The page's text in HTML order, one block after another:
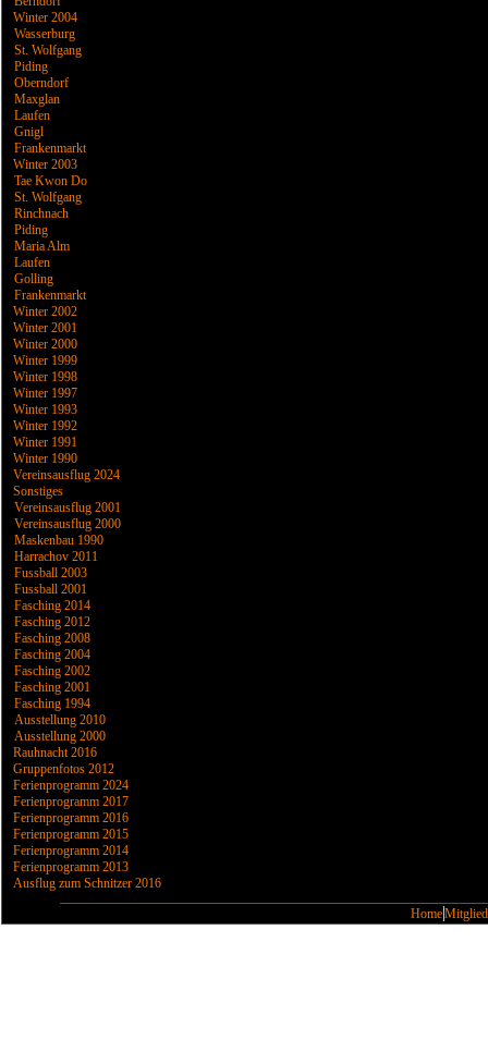
Winter 2004
Wasserburg
St. Wolfgang
Piding
Oberndorf
Maxglan
Laufen
Gnigl
Frankenmarkt
Winter 2003
Tae Kwon Do
St. Wolfgang
Rinchnach
Piding
Maria Alm
Laufen
Golling
Frankenmarkt
Winter 2002
Winter 2001
Winter 2000
Winter 1999
Winter 1998
Winter 1997
Winter 1993
Winter 1992
Winter 1991
Winter 1990
Vereinsausflug 2024
Sonstiges
Vereinsausflug 2001
Vereinsausflug 2000
Maskenbau 1990
Harrachov 2011
Fussball 2003
Fussball 2001
Fasching 2014
Fasching 2012
Fasching 2008
Fasching 2004
Fasching 2002
Fasching 2001
Fasching 1994
Ausstellung 2010
Ausstellung 2000
Rauhnacht 2016
Gruppenfotos 2012
Ferienprogramm 2024
Ferienprogramm 2017
Ferienprogramm 2016
Ferienprogramm 2015
Ferienprogramm 2014
Ferienprogramm 2013
Ausflug zum Schnitzer 2016
Home